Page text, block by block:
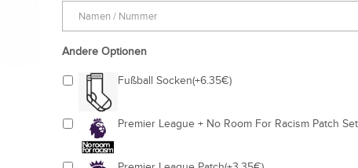
Andere Optionen
Fußball Socken(+6.35€)
Premier League + No Room For Racism Patch